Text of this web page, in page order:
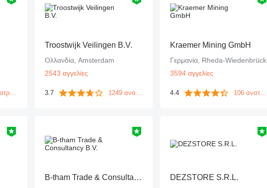
59 ανατροφοδοτήσεις
Troostwijk Veilingen B.V.
Ολλανδία, Amsterdam
2543 αγγελίες
3.7 1249 ανατροφοδοτήσεις
Kraemer Mining GmbH
Γερμανία, Rheda-Wiedenbrück
3594 αγγελίες
4.4 106 ανατροφοδοτήσεις
B-tham Trade & Consultancy B.V. DEZSTORE S.R.L.